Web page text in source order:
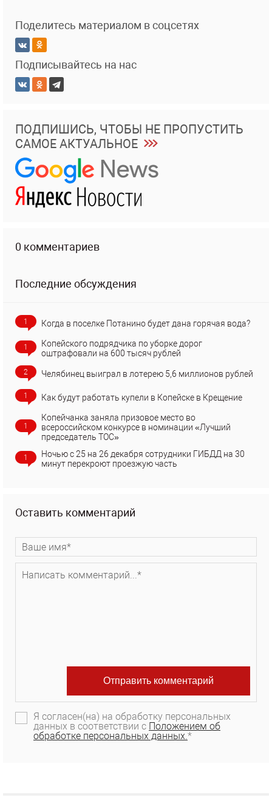
Поделитесь материалом в соцсетях
Подписывайтесь на нас
ПОДПИШИСЬ, ЧТОБЫ НЕ ПРОПУСТИТЬ
САМОЕ АКТУАЛЬНОЕ
0 комментариев
Последние обсуждения
1 Когда в поселке Потанино будет дана горячая вода?
1
Копейского подрядчика по уборке дорог
оштрафовали на 600 тысяч рублей
2 Челябинец выиграл в лотерею 5,6 миллионов рублей
1 Как будут работать купели в Копейске в Крещение
1
Копейчанка заняла призовое место во
всероссийском конкурсе в номинации «Лучший
председатель ТОС»
1
Ночью с 25 на 26 декабря сотрудники ГИБДД на 30
минут перекроют проезжую часть
Оставить комментарий
Я согласен(на) на обработку персональных
данных в соответствии с Положением об
обработке персональных данных.*